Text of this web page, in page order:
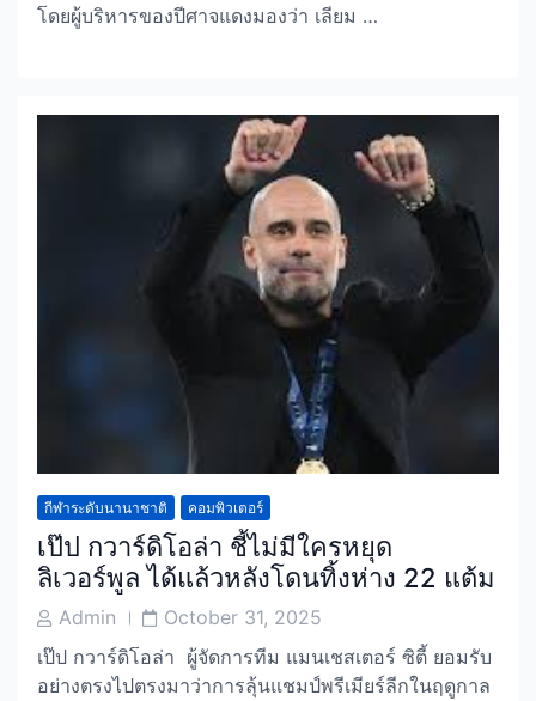
โดยผู้บริหารของปีศาจแดงมองว่า เลียม …
กีฬาระดับนานาชาติ คอมพิวเตอร์
เป๊ป กวาร์ดิโอล่า ชี้ไม่มีใครหยุด
ลิเวอร์พูล ได้แล้วหลังโดนทิ้งห่าง 22 แต้ม
PostAdmin
PostOctober 31, 2025
เป๊ป กวาร์ดิโอล่า ผู้จัดการทีม แมนเชสเตอร์ ซิตี้ ยอมรับ
อย่างตรงไปตรงมาว่าการลุ้นแชมป์พรีเมียร์ลีกในฤดูกาล